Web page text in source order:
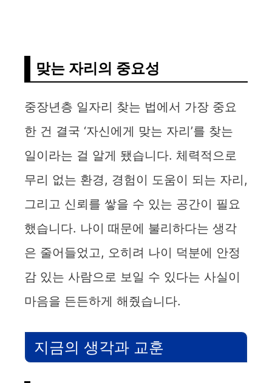
맞는 자리의 중요성
중장년층 일자리 찾는 법에서 가장 중요
한 건 결국 ‘자신에게 맞는 자리’를 찾는
일이라는 걸 알게 됐습니다. 체력적으로
무리 없는 환경, 경험이 도움이 되는 자리,
그리고 신뢰를 쌓을 수 있는 공간이 필요
했습니다. 나이 때문에 불리하다는 생각
은 줄어들었고, 오히려 나이 덕분에 안정
감 있는 사람으로 보일 수 있다는 사실이
마음을 든든하게 해줬습니다.
지금의 생각과 교훈